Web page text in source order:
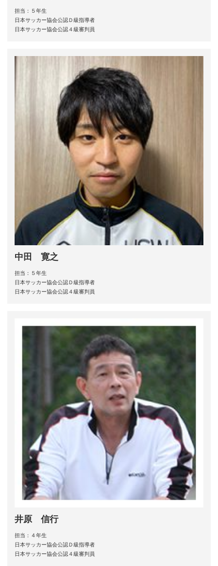
担当：５年生
日本サッカー協会公認Ｄ級指導者
日本サッカー協会公認４級審判員
中田 寛之
担当：５年生
日本サッカー協会公認Ｄ級指導者
日本サッカー協会公認４級審判員
井原 信行
担当：４年生
日本サッカー協会公認Ｄ級指導者
日本サッカー協会公認４級審判員